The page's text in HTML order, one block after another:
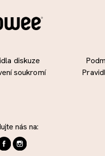
diskuze
soukromí
nás na: